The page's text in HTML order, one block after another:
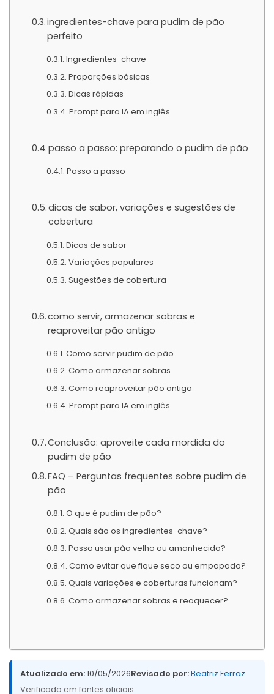
ingredientes-chave para pudim de pão
perfeito
Ingredientes-chave
Proporções básicas
Dicas rápidas
Prompt para IA em inglês
passo a passo: preparando o pudim de pão
Passo a passo
dicas de sabor, variações e sugestões de
cobertura
Dicas de sabor
Variações populares
Sugestões de cobertura
como servir, armazenar sobras e
reaproveitar pão antigo
Como servir pudim de pão
Como armazenar sobras
Como reaproveitar pão antigo
Prompt para IA em inglês
Conclusão: aproveite cada mordida do
pudim de pão
FAQ – Perguntas frequentes sobre pudim de
pão
O que é pudim de pão?
Quais são os ingredientes-chave?
Posso usar pão velho ou amanhecido?
Como evitar que fique seco ou empapado?
Quais variações e coberturas funcionam?
Como armazenar sobras e reaquecer?
Atualizado em:10/05/2026Revisado por:Beatriz Ferraz
Verificado em fontes oficiais